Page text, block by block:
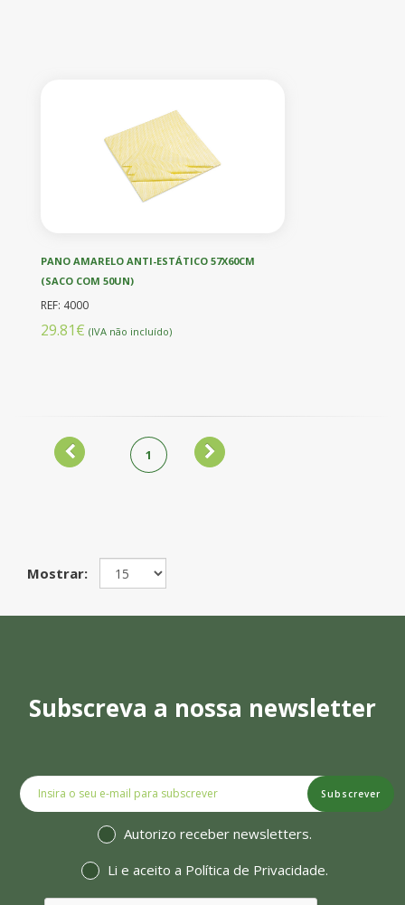
PANO AMARELO ANTI-ESTÁTICO 57X60CM
(SACO COM 50UN)
REF: 4000
29.81€ (IVA não incluído)
1
Mostrar:
Subscreva a nossa newsletter
Subscrever
Autorizo receber newsletters.
Li e aceito a Política de Privacidade.